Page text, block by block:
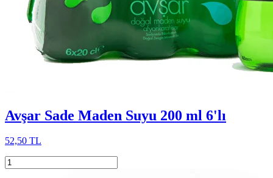
Avşar Sade Maden Suyu 200 ml 6'lı
52,50 TL